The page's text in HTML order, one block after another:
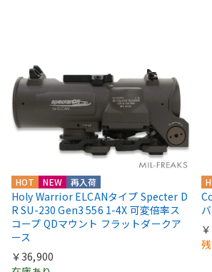
HOT NEW 再入荷
Holy Warrior ELCANタイプ Specter D
R SU-230 Gen3 556 1-4X 可変倍率ス
コープ QDマウント フラットダークア
ース
￥36,900